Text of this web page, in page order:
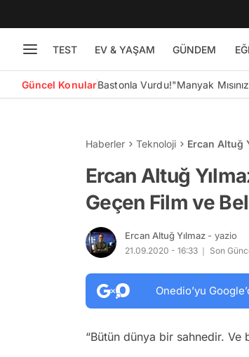
TEST EV & YAŞAM GÜNDEM
Güncel KonularBastonla Vurdu!"Manyak
Haberler Teknoloji Ercan Altuğ
Ercan Altuğ
Geçen Film ve
Ercan Altuğ Yılmaz - yazio
21.09.2020 - 16:33 Son
Onedio’yu
“Bütün dünya bir sahnedir.